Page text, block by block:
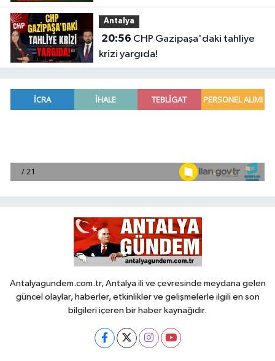
Antalya
20:56
krizi yargıda!
Antalyagundem.com.tr, Antalya ili ve çevresinde meydana gelen
güncel olaylar, haberler, etkinlikler ve gelişmelerle ilgili en son
bilgileri içeren bir haber kaynağıdır.